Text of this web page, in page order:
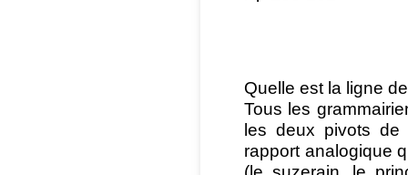
Quelle est la ligne
Tous les
les deux pivots de
rapport analogique